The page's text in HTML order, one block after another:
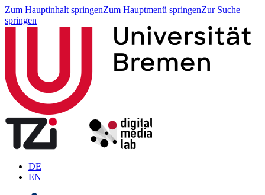
Zum Hauptinhalt springenZum Hauptmenü springenZur Suche
springen
DE
EN